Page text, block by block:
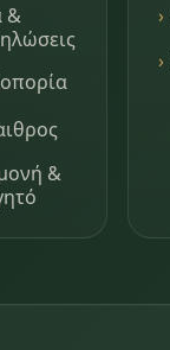
&
&